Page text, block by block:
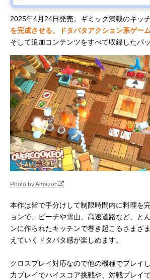
2025年4月24日発売。ギミック満載のキッ
を完成させる、ドタバタアクション系ゲーム
そして追加コンテンツをすべて収録したパ
Photo by Amazon
本作は皆で手分けして制限時間内に料理を
ョンで、ビーチや雪山、高速道路など、と
ンに作られたキッチンで巻き起こるさまざ
えていくドタバタ感が楽しめます。
クロスプレイ対応なので他の機種でプレイ
力プレイでハイスコア挑戦や、対戦プレイ